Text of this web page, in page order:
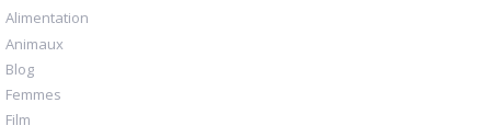
Alimentation
Animaux
Blog
Femmes
Film